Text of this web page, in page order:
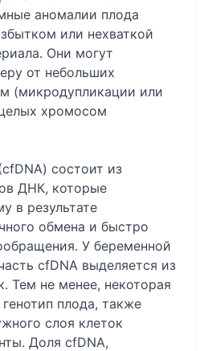
аномалии плода
или нехваткой
Они могут
от небольших
(микродупликации или
хромосом
состоит из
ДНК, которые
в результате
обмена и быстро
У беременной
cfDNA выделяется из
Тем не менее, некоторая
плода, также
слоя клеток
Доля cfDNA,